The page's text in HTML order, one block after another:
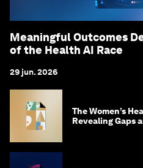
Meaningful Outcomes
of the Health AI Race
29 jun. 2026
The Women’s
Revealing Gaps